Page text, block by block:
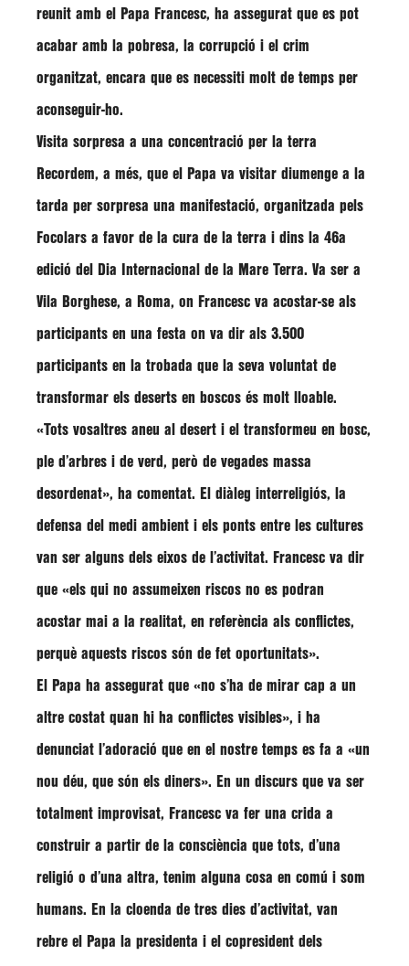
reunit amb el Papa Francesc, ha assegurat que es pot
acabar amb la pobresa, la corrupció i el crim
organitzat, encara que es necessiti molt de temps per
aconseguir-ho.
Visita sorpresa a una concentració per la terra
Recordem, a més, que el Papa va visitar diumenge a la
tarda per sorpresa una manifestació, organitzada pels
Focolars a favor de la cura de la terra i dins la 46a
edició del Dia Internacional de la Mare Terra. Va ser a
Vila Borghese, a Roma, on Francesc va acostar-se als
participants en una festa on va dir als 3.500
participants en la trobada que la seva voluntat de
transformar els deserts en boscos és molt lloable.
«Tots vosaltres aneu al desert i el transformeu en bosc,
ple d’arbres i de verd, però de vegades massa
desordenat», ha comentat. El diàleg interreligiós, la
defensa del medi ambient i els ponts entre les cultures
van ser alguns dels eixos de l’activitat. Francesc va dir
que «els qui no assumeixen riscos no es podran
acostar mai a la realitat, en referència als conflictes,
perquè aquests riscos són de fet oportunitats».
El Papa ha assegurat que «no s’ha de mirar cap a un
altre costat quan hi ha conflictes visibles», i ha
denunciat l’adoració que en el nostre temps es fa a «un
nou déu, que són els diners». En un discurs que va ser
totalment improvisat, Francesc va fer una crida a
construir a partir de la consciència que tots, d’una
religió o d’una altra, tenim alguna cosa en comú i som
humans. En la cloenda de tres dies d’activitat, van
rebre el Papa la presidenta i el copresident dels